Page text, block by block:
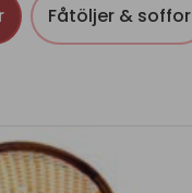
Fåtöljer & soffor